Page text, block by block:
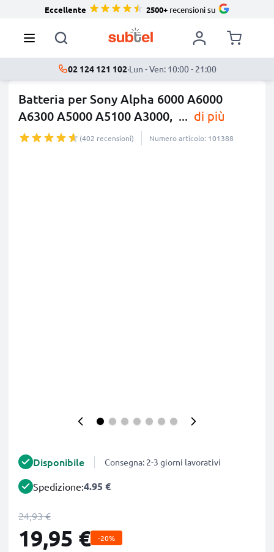
Eccellente 2500+recensioni su
02 124 121 102·Lun - Ven: 10:00 - 21:00
Batteria per Sony Alpha 6000 A6000
A6300 A5000 A5100 A3000, ... di più
(402 recensioni) Numero articolo: 101388
Disponibile Consegna: 2-3 giorni lavorativi
Spedizione:4.95 €
24,93 €
19,95 € -20%